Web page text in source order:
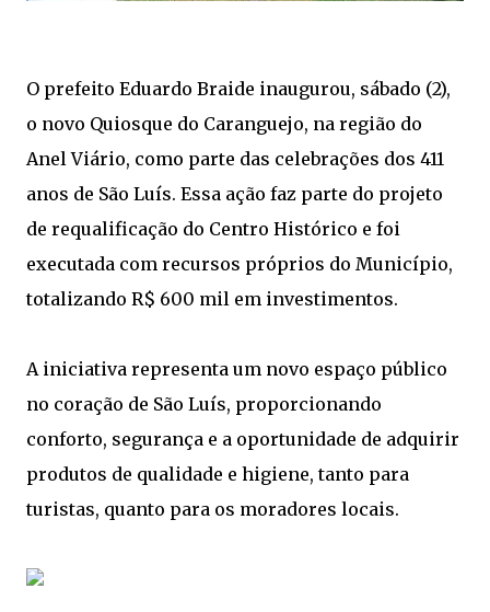
O prefeito Eduardo Braide inaugurou, sábado (2),
o novo Quiosque do Caranguejo, na região do
Anel Viário, como parte das celebrações dos 411
anos de São Luís. Essa ação faz parte do projeto
de requalificação do Centro Histórico e foi
executada com recursos próprios do Município,
totalizando R$ 600 mil em investimentos.
A iniciativa representa um novo espaço público
no coração de São Luís, proporcionando
conforto, segurança e a oportunidade de adquirir
produtos de qualidade e higiene, tanto para
turistas, quanto para os moradores locais.